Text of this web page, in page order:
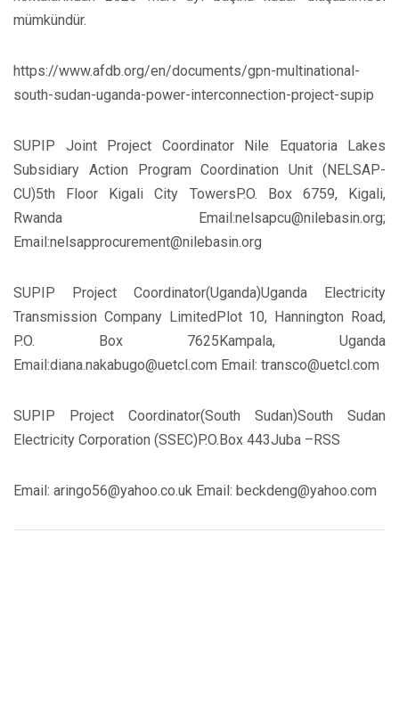
mümkündür.
https://www.afdb.org/en/documents/gpn-multinational-
south-sudan-uganda-power-interconnection-project-supip
SUPIP Joint Project Coordinator Nile Equatoria Lakes
Subsidiary Action Program Coordination Unit (NELSAP-
CU)5th Floor Kigali City TowersP.O. Box 6759, Kigali,
Rwanda Email:nelsapcu@nilebasin.org;
Email:nelsapprocurement@nilebasin.org
SUPIP Project Coordinator(Uganda)Uganda Electricity
Transmission Company LimitedPlot 10, Hannington Road,
P.O. Box 7625Kampala, Uganda
Email:diana.nakabugo@uetcl.com Email: transco@uetcl.com
SUPIP Project Coordinator(South Sudan)South Sudan
Electricity Corporation (SSEC)P.O.Box 443Juba –RSS
Email: aringo56@yahoo.co.uk Email: beckdeng@yahoo.com